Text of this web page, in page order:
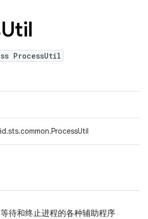
Util
ProcessUtil
待和终止进程的各种辅助程序